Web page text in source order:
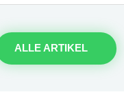
ALLE ARTIKEL